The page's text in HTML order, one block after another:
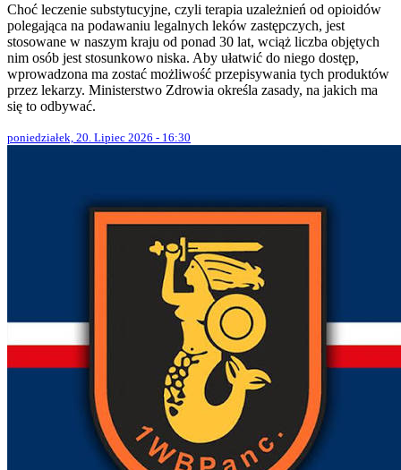
Choć leczenie substytucyjne, czyli terapia uzależnień od opioidów
polegająca na podawaniu legalnych leków zastępczych, jest
stosowane w naszym kraju od ponad 30 lat, wciąż liczba objętych
nim osób jest stosunkowo niska. Aby ułatwić do niego dostęp,
wprowadzona ma zostać możliwość przepisywania tych produktów
przez lekarzy. Ministerstwo Zdrowia określa zasady, na jakich ma
się to odbywać.
poniedziałek, 20. Lipiec 2026 - 16:30